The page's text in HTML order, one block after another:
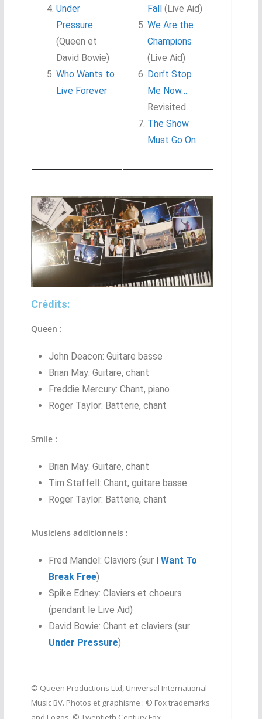
Under
Pressure
(Queen et
David Bowie)
Who Wants to
Live Forever
Fall
(Live Aid)
We Are the
Champions
(Live Aid)
Don’t Stop
Me Now…
Revisited
The Show
Must Go On
Crédits:
Queen :
John Deacon: Guitare basse
Brian May: Guitare, chant
Freddie Mercury: Chant, piano
Roger Taylor: Batterie, chant
Smile :
Brian May: Guitare, chant
Tim Staffell: Chant, guitare basse
Roger Taylor: Batterie, chant
Musiciens additionnels :
Fred Mandel: Claviers (sur I Want To
Break Free)
Spike Edney: Claviers et choeurs
(pendant le Live Aid)
David Bowie: Chant et claviers (sur
Under Pressure)
© Queen Productions Ltd, Universal International
Music BV. Photos et graphisme : © Fox trademarks